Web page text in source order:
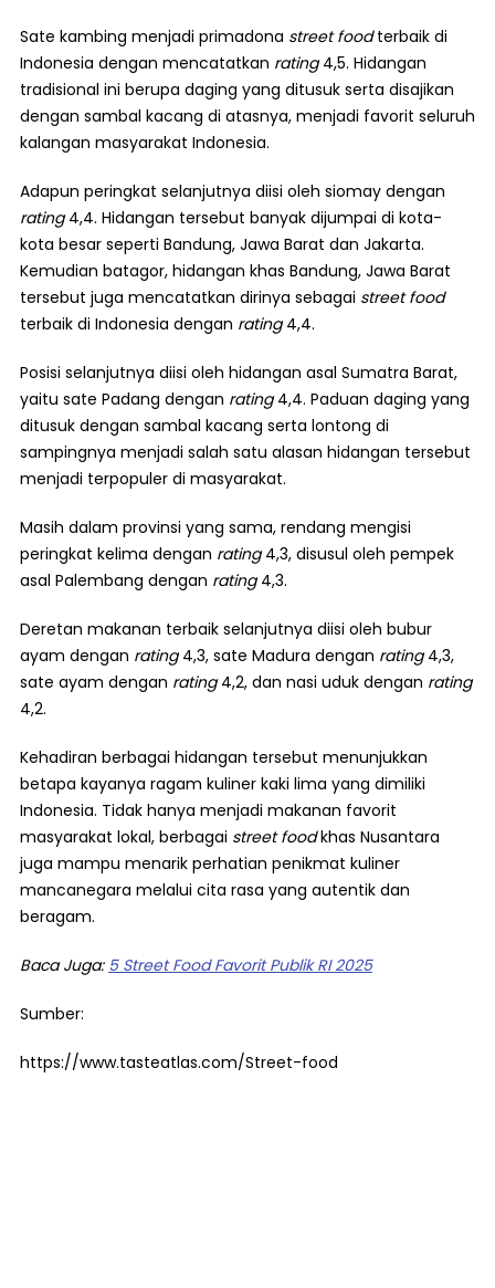
Sate kambing menjadi primadona street foodterbaik di
Indonesia dengan mencatatkan rating4,5. Hidangan
tradisional ini berupa daging yang ditusuk serta disajikan
dengan sambal kacang di atasnya, menjadi favorit seluruh
kalangan masyarakat Indonesia.
Adapun peringkat selanjutnya diisi oleh siomay dengan
rating4,4. Hidangan tersebut banyak dijumpai di kota-
kota besar seperti Bandung, Jawa Barat dan Jakarta.
Kemudian batagor, hidangan khas Bandung, Jawa Barat
tersebut juga mencatatkan dirinya sebagai street food
terbaik di Indonesia dengan rating4,4.
Posisi selanjutnya diisi oleh hidangan asal Sumatra Barat,
yaitu sate Padang dengan rating4,4. Paduan daging yang
ditusuk dengan sambal kacang serta lontong di
sampingnya menjadi salah satu alasan hidangan tersebut
menjadi terpopuler di masyarakat.
Masih dalam provinsi yang sama, rendang mengisi
peringkat kelima dengan rating4,3, disusul oleh pempek
asal Palembang dengan rating4,3.
Deretan makanan terbaik selanjutnya diisi oleh bubur
ayam dengan rating4,3, sate Madura dengan rating4,3,
sate ayam dengan rating4,2, dan nasi uduk dengan rating
4,2.
Kehadiran berbagai hidangan tersebut menunjukkan
betapa kayanya ragam kuliner kaki lima yang dimiliki
Indonesia. Tidak hanya menjadi makanan favorit
masyarakat lokal, berbagai street foodkhas Nusantara
juga mampu menarik perhatian penikmat kuliner
mancanegara melalui cita rasa yang autentik dan
beragam.
Baca Juga: 5 Street Food Favorit Publik RI 2025
Sumber:
https://www.tasteatlas.com/Street-food